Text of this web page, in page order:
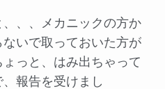
、、メカニックの方か
いで取っておいた方が
っと、はみ出ちゃって
報告を受けまし